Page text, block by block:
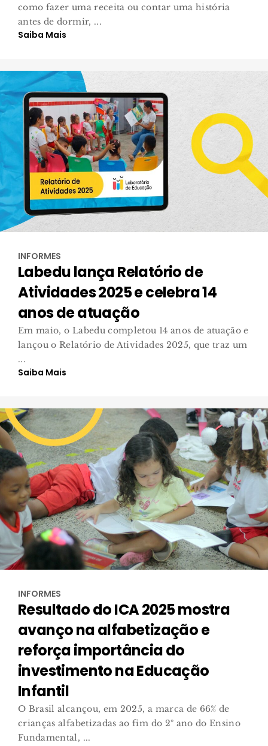
como fazer uma receita ou contar uma história
antes de dormir, ...
Saiba Mais
INFORMES
Labedu lança Relatório de
Atividades 2025 e celebra 14
anos de atuação
Em maio, o Labedu completou 14 anos de atuação e
lançou o Relatório de Atividades 2025, que traz um
...
Saiba Mais
INFORMES
Resultado do ICA 2025 mostra
avanço na alfabetização e
reforça importância do
investimento na Educação
Infantil
O Brasil alcançou, em 2025, a marca de 66% de
crianças alfabetizadas ao fim do 2º ano do Ensino
Fundamental, ...